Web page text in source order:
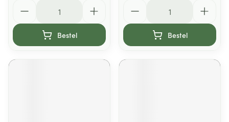
Bestel Bestel